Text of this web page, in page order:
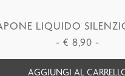
LIQUIDO
- € 8,90 -
AGGIUNGI AL